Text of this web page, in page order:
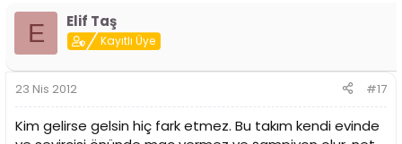
E Elif Taş
Kayıtlı Üye
23 Nis 2012 #17
Kim gelirse gelsin hiç fark etmez. Bu takım kendi evinde